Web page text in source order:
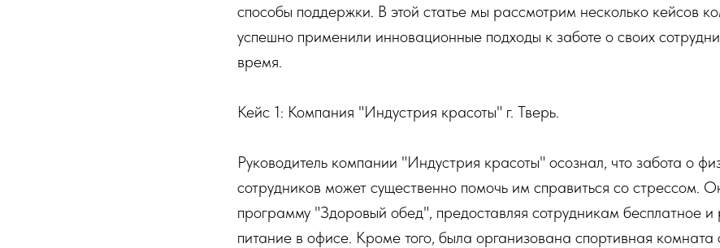
способы поддержки. В этой статье мы рассмотрим несколько кейсов
успешно применили инновационные подходы к заботе о своих
время.
Кейс 1: Компания "Индустрия красоты" г. Тверь.
Руководитель компании "Индустрия красоты" осознал, что забота о
сотрудников может существенно помочь им справиться со стрессом.
программу "Здоровый обед", предоставляя сотрудникам бесплатное
питание в офисе. Кроме того, была организована спортивная комната